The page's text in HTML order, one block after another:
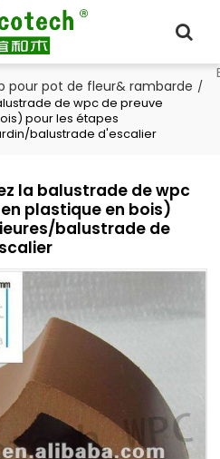
pour pot de fleur& rambarde /
de wpc de preuve
pour les étapes
balustrade d'escalier
la balustrade de wpc
plastique en bois)
balustrade de